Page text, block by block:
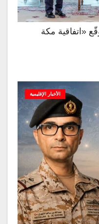
«اتفاقية مكة
الأخبار الإقليمية